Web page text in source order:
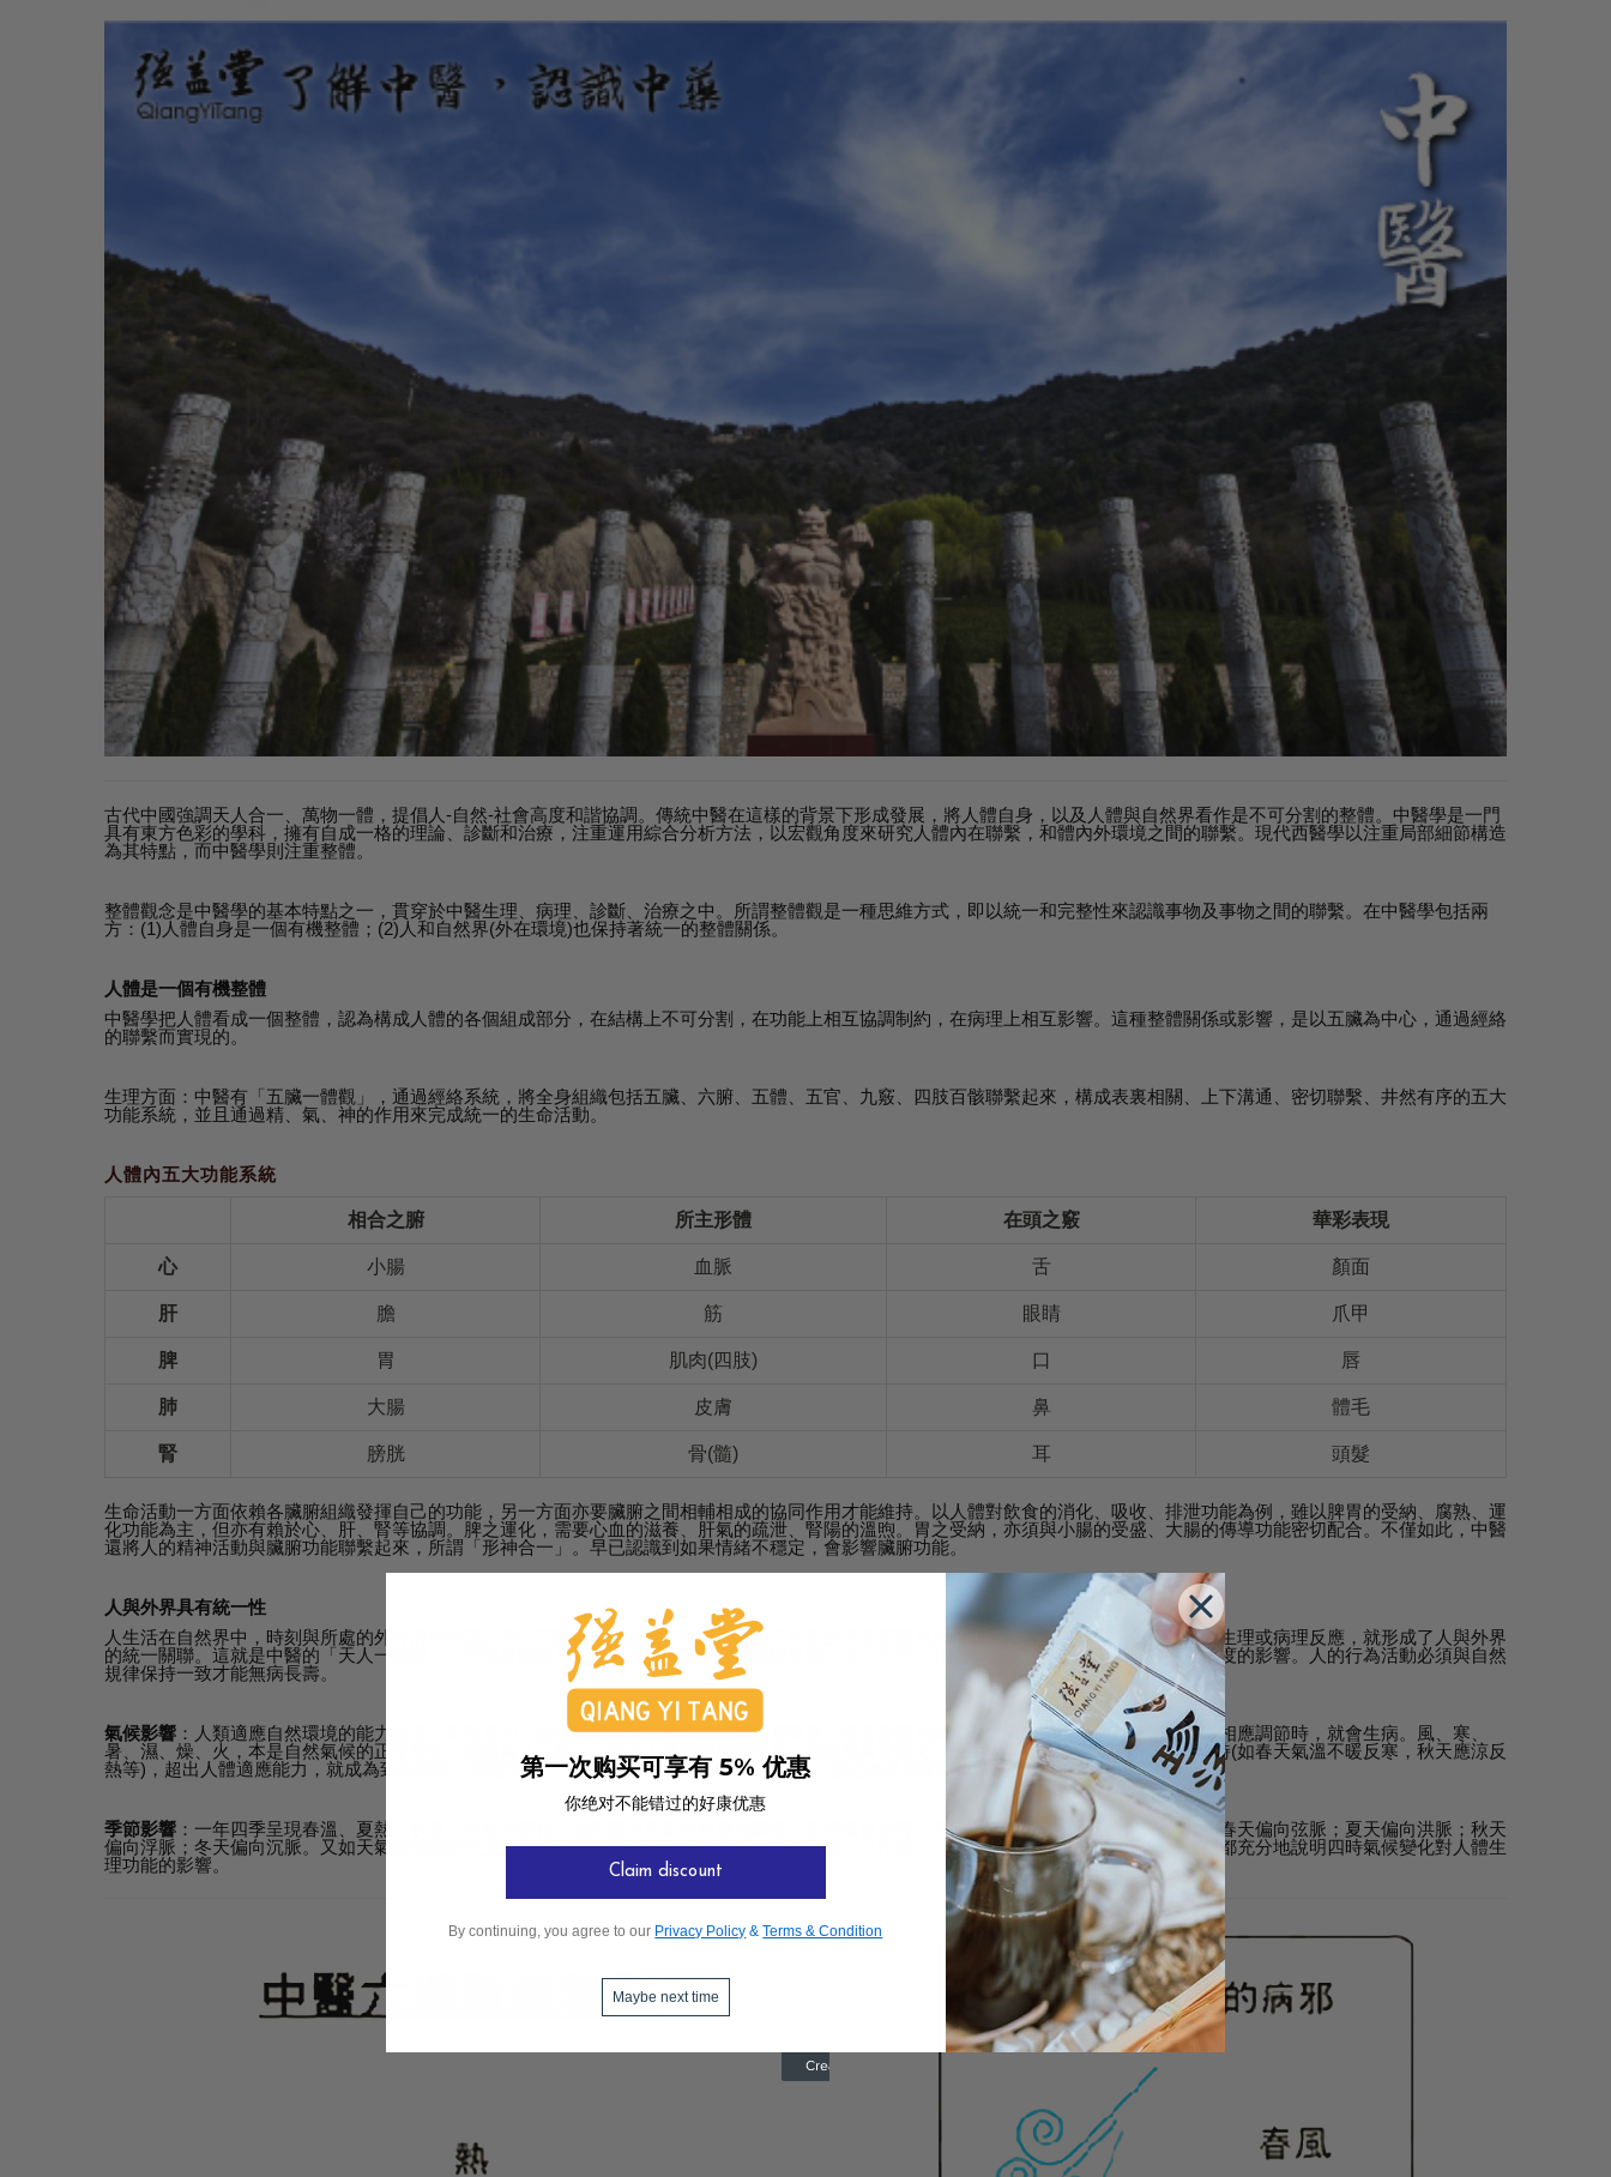
古代中國強調天人合一、萬物一體，提倡人-自然-社會高度和諧協調。傳統中醫在這樣的背景下形成發展，將人體自身，以及人體與自然界看作是不可分割的整體。中醫學是一門
具有東方色彩的學科，擁有自成一格的理論、診斷和治療，注重運用綜合分析方法，以宏觀角度來研究人體內在聯繫，和體內外環境之間的聯繫。現代西醫學以注重局部細節構造
為其特點，而中醫學則注重整體。
整體觀念是中醫學的基本特點之一，貫穿於中醫生理、病理、診斷、治療之中。所謂整體觀是一種思維方式，即以統一和完整性來認識事物及事物之間的聯繫。在中醫學包括兩
方：(1)人體自身是一個有機整體；(2)人和自然界(外在環境)也保持著統一的整體關係。
人體是一個有機整體
中醫學把人體看成一個整體，認為構成人體的各個組成部分，在結構上不可分割，在功能上相互協調制約，在病理上相互影響。這種整體關係或影響，是以五臟為中心，通過經絡
的聯繫而實現的。
生理方面：中醫有「五臟一體觀」，通過經絡系統，將全身組織包括五臟、六腑、五體、五官、九竅、四肢百骸聯繫起來，構成表裏相關、上下溝通、密切聯繫、井然有序的五大
功能系統，並且通過精、氣、神的作用來完成統一的生命活動。
人體內五大功能系統
相合之腑 所主形體 在頭之竅 華彩表現
心 小腸 血脈 舌 顏面
肝 膽 筋 眼睛 爪甲
脾 胃 肌肉(四肢) 口 唇
肺 大腸 皮膚 鼻 體毛
腎 膀胱 骨(髓) 耳 頭髮
生命活動一方面依賴各臟腑組織發揮自己的功能，另一方面亦要臟腑之間相輔相成的協同作用才能維持。以人體對飲食的消化、吸收、排泄功能為例，雖以脾胃的受納、腐熟、運
化功能為主，但亦有賴於心、肝、腎等協調。脾之運化，需要心血的滋養、肝氣的疏泄、腎陽的溫煦。胃之受納，亦須與小腸的受盛、大腸的傳導功能密切配合。不僅如此，中醫
還將人的精神活動與臟腑功能聯繫起來，所謂「形神合一」。早已認識到如果情緒不穩定，會影響臟腑功能。
人與外界具有統一性
人生活在自然界中，時刻與所處的外界溝通交流。身心活動跟自然氣候、地域水土、工作及生活等因素息息相關。外界發生變化，使身體產生生理或病理反應，就形成了人與外界
的統一關聯。這就是中醫的「天人一體觀」，重視身體與外界環境的統一性，認為四時氣候、地土方宜、社會環境等對人體生理病理有不同程度的影響。人的行為活動必須與自然
規律保持一致才能無病長壽。
氣候影響 ：人類適應自然環境的能力是有一定限度的。如果氣候劇變，超過了人體適應限度，或者身體的調節機能失常，不能對自然變化作出相應調節時，就會生病。風、寒、
暑、濕、燥、火，本是自然氣候的正常變化，被稱為「六氣」。假如人體調節機能失常，或氣候異常變化，發生太過(如暴熱、暴冷等)或不及時(如春天氣溫不暖反寒，秋天應涼反
熱等)，超出人體適應能力，就成為致病因素，這種情況下中醫稱為「六淫」屬外在病源。中醫把氣侯異常變化看成是主要的致病因素之一。
季節影響 ：一年四季呈現春溫、夏熱、秋燥、冬寒的變化，因而體內活動亦相應地調節。四時氣候更替，身體脈象反映著氣血活動在變化，如春天偏向弦脈；夏天偏向洪脈；秋天
偏向浮脈；冬天偏向沉脈。又如天氣炎熱或穿衣太多，腠理開泄而出汗；天氣寒冷，腠理閉密，出汗減少，以保證體溫維持在正常範圍。這些都充分地說明四時氣候變化對人體生
理功能的影響。
第一次购买可享有 5% 优惠
你绝对不能错过的好康优惠
Claim discount
By continuing, you agree to our Privacy Policy &Terms & Condition
Maybe next time